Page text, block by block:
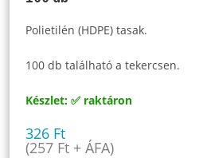
Polietilén (HDPE) tasak.
100 db található a tekercsen.
Készlet: ✅ raktáron
326 Ft
(257 Ft + ÁFA)